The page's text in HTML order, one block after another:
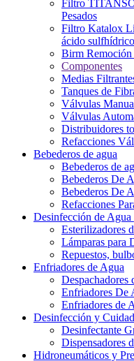
Filtro
Pesados
Filtro Katalox
ácido sulfhídrico
Birm
Componentes
Medias
Tanques de
Válvulas
Válvulas
Distribuidores
Refacciones
Bebederos de agua
Bebederos de
Bebederos De
Bebederos De
Refacciones
Desinfección de
Esterilizadores
Lámparas para
Repuestos,
Enfriadores de Agua
Despachadores
Enfriadores De
Enfriadores de
Desinfección y
Desinfectante
Dispensadores
Hidroneumáticos y